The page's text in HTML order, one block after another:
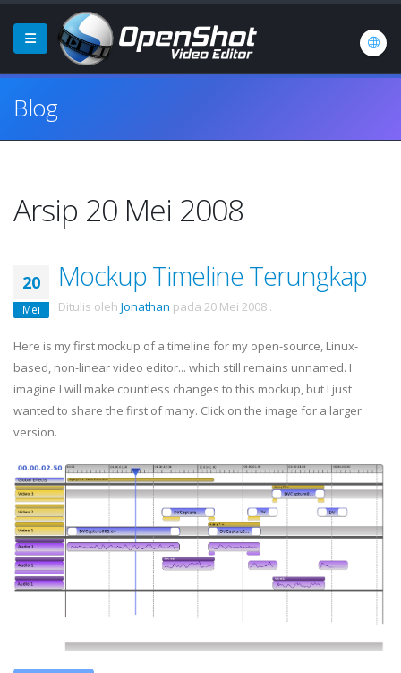
Blog
Arsip 20 Mei 2008
20
Mei
Mockup Timeline Terungkap
Ditulis oleh Jonathan pada 20 Mei 2008 .
Here is my first mockup of a timeline for my open-source, Linux-
based, non-linear video editor... which still remains unnamed. I
imagine I will make countless changes to this mockup, but I just
wanted to share the first of many. Click on the image for a larger
version.